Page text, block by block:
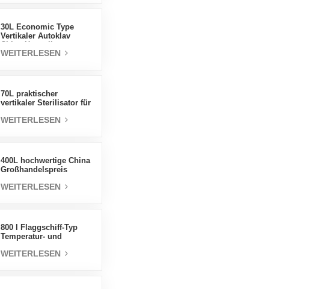
30L Economic Type
Vertikaler Autoklav
Druckdampfsterilisator
WEITERLESEN
70L praktischer
vertikaler Sterilisator für
Design,
WEITERLESEN
400L hochwertige China
Großhandelspreis
Luftfeuchtigkeit stabile
WEITERLESEN
800 l Flaggschiff-Typ
Temperatur- und
Inkubatorkammer,
WEITERLESEN